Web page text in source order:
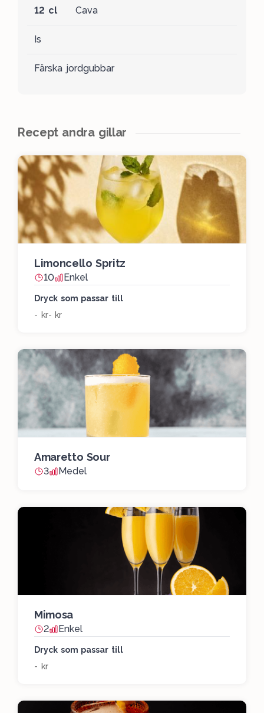
12 cl Cava
Is
Färska jordgubbar
Recept andra gillar
Limoncello Spritz
10 Enkel
Dryck som passar till
- kr- kr
Amaretto Sour
3 Medel
Mimosa
2 Enkel
Dryck som passar till
- kr